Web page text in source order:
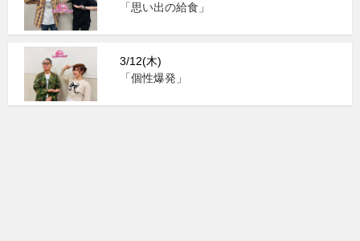
「思い出の給食」
3/12(木)
「個性爆発」